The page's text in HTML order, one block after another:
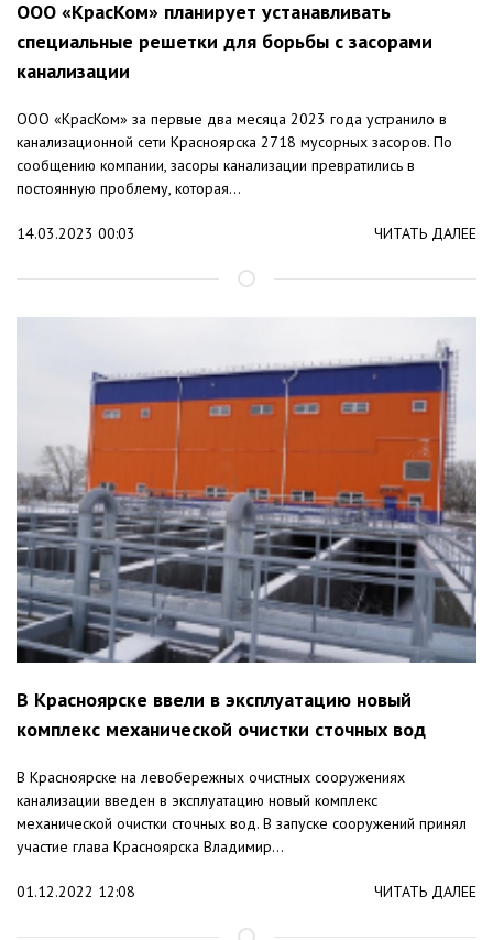
ООО «КрасКом» планирует устанавливать
специальные решетки для борьбы с засорами
канализации
ООО «КрасКом» за первые два месяца 2023 года устранило в
канализационной сети Красноярска 2718 мусорных засоров. По
сообщению компании, засоры канализации превратились в
постоянную проблему, которая...
14.03.2023 00:03 ЧИТАТЬ ДАЛЕЕ
В Красноярске ввели в эксплуатацию новый
комплекс механической очистки сточных вод
В Красноярске на левобережных очистных сооружениях
канализации введен в эксплуатацию новый комплекс
механической очистки сточных вод. В запуске сооружений принял
участие глава Красноярска Владимир...
01.12.2022 12:08 ЧИТАТЬ ДАЛЕЕ